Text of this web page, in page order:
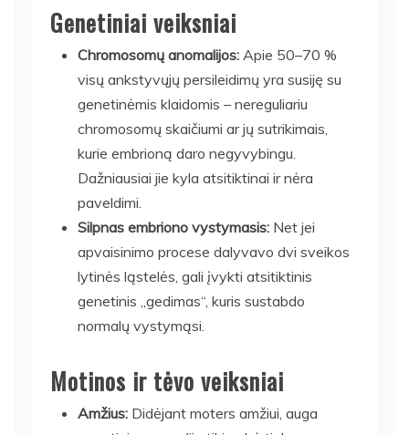
Genetiniai veiksniai
Chromosomų anomalijos: Apie 50–70 %
visų ankstyvųjų persileidimų yra susiję su
genetinėmis klaidomis – nereguliariu
chromosomų skaičiumi ar jų sutrikimais,
kurie embrioną daro negyvybingu.
Dažniausiai jie kyla atsitiktinai ir nėra
paveldimi.
Silpnas embriono vystymasis: Net jei
apvaisinimo procese dalyvavo dvi sveikos
lytinės ląstelės, gali įvykti atsitiktinis
genetinis „gedimas“, kuris sustabdo
normalų vystymąsi.
Motinos ir tėvo veiksniai
Amžius: Didėjant moters amžiui, auga